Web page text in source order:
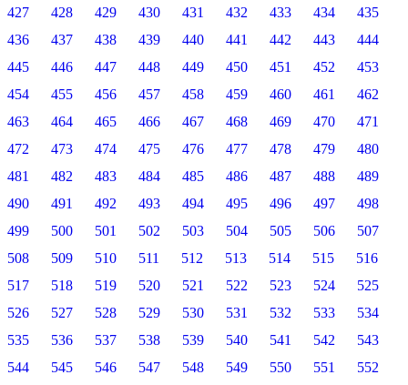
427
428 429 430 431 432 433 434
435
436
437 438 439 440 441 442 443
444
445
446 447 448 449 450 451 452
453
454
455 456 457 458 459 460 461
462
463
464 465 466 467 468 469 470
471
472
473 474 475 476 477 478 479
480
481
482 483 484 485 486 487 488
489
490
491 492 493 494 495 496 497
498
499
500 501 502 503 504 505 506
507
508
509 510 511 512 513 514 515
516
517
518 519 520 521 522 523 524
525
526
527 528 529 530 531 532 533
534
535
536 537 538 539 540 541 542
543
544
545 546 547 548 549 550 551
552